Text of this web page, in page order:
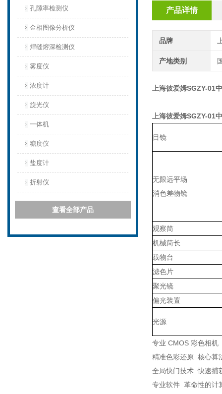
孔隙率检测仪
金相图像分析仪
焊缝熔深检测仪
雾度仪
浓度计
旋光仪
一体机
糖度仪
盐度计
折射仪
查看全部产品
产品详情
品牌
产地类别
上海彼爱姆SGZY-01
上海彼爱姆SGZY-01
目镜
无限远平场
消色差物镜
观察筒
机械筒长
载物台
滤色片
聚光镜
偏光装置
光源
专业 CMOS 彩色相机
精准色彩还原 核心算
全局快门技术 快速捕
专业软件 革命性的计